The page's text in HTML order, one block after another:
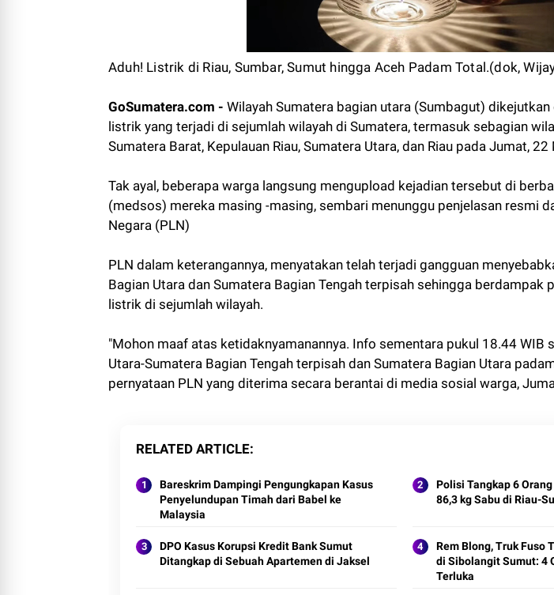
Aduh! Listrik di Riau, Sumbar, Sumut hingga Aceh Padam Total.(dok,
GoSumatera.com - Wilayah Sumatera bagian utara (Sumbagut)
listrik yang terjadi di sejumlah wilayah di Sumatera, termasuk sebagian
Sumatera Barat, Kepulauan Riau, Sumatera Utara, dan Riau pada Jumat,
Tak ayal, beberapa warga langsung mengupload kejadian tersebut di
(medsos) mereka masing -masing, sembari menunggu penjelasan resmi
Negara (PLN)
PLN dalam keterangannya, menyatakan telah terjadi gangguan
Bagian Utara dan Sumatera Bagian Tengah terpisah sehingga berdampak
listrik di sejumlah wilayah.
"Mohon maaf atas ketidaknyamanannya. Info sementara pukul 18.44 WIB
Utara-Sumatera Bagian Tengah terpisah dan Sumatera Bagian Utara
pernyataan PLN yang diterima secara berantai di media sosial warga,
RELATED ARTICLE
Bareskrim Dampingi Pengungkapan Kasus
Penyelundupan Timah dari Babel ke
Malaysia
Polisi Tangkap 6
86,3 kg Sabu di Riau-
DPO Kasus Korupsi Kredit Bank Sumut
Ditangkap di Sebuah Apartemen di Jaksel
Rem Blong, Truk Fuso
di Sibolangit Sumut: 4
Terluka